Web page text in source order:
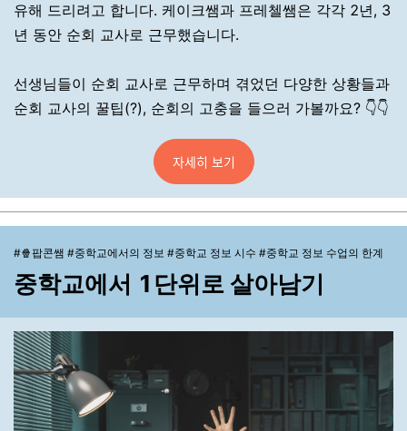
유해 드리려고 합니다. 케이크쌤과 프레첼쌤은 각각 2년, 3
년 동안 순회 교사로 근무했습니다.
선생님들이 순회 교사로 근무하며 겪었던 다양한 상황들과
순회 교사의 꿀팁(?), 순회의 고충을 들으러 가볼까요? 👇👇
자세히 보기
#🍿팝콘쌤 #중학교에서의 정보 #중학교 정보 시수 #중학교 정보 수업의 한계
중학교에서 1단위로 살아남기